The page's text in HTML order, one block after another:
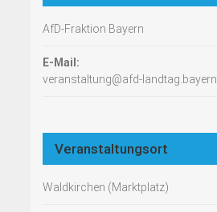
AfD-Fraktion Bayern
E-Mail:
veranstaltung@afd-landtag.bayern
Veranstaltungsort
Waldkirchen (Marktplatz)